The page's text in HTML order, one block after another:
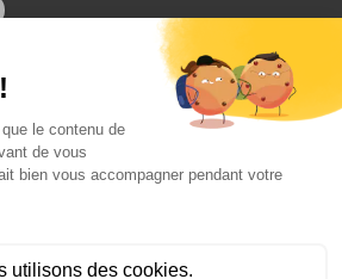
découvrez notre
dédié à vos besoins !
AU CEPAC